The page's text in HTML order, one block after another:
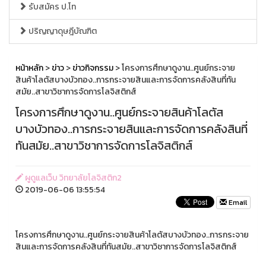
รับสมัคร ป.โท
ปริญญาดุษฎีบัณฑิต
หน้าหลัก>ข่าว>ข่าวกิจกรรม> โครงการศึกษาดูงาน..ศูนย์กระจาย
สินค้าโลตัสบางบัวทอง..การกระจายสินและการจัดการคลังสินที่ทัน
สมัย..สาขาวิชาการจัดการโลจิสติกส์
โครงการศึกษาดูงาน..ศูนย์กระจายสินค้าโลตัส
บางบัวทอง..การกระจายสินและการจัดการคลังสินที่
ทันสมัย..สาขาวิชาการจัดการโลจิสติกส์
ผูดูแลเว็บ วิทยาลัยโลจิสติก2
2019-06-06 13:55:54
Email
โครงการศึกษาดูงาน..ศูนย์กระจายสินค้าโลตัสบางบัวทอง..การกระจาย
สินและการจัดการคลังสินที่ทันสมัย..สาขาวิชาการจัดการโลจิสติกส์